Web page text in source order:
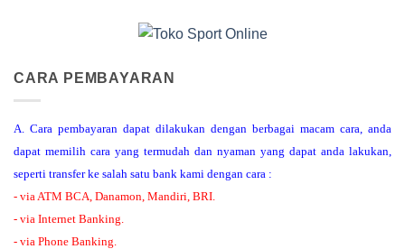
CARA PEMBAYARAN
A. Cara pembayaran dapat dilakukan dengan berbagai macam cara, anda
dapat memilih cara yang termudah dan nyaman yang dapat anda lakukan,
seperti transfer ke salah satu bank kami dengan cara :
- via ATM BCA, Danamon, Mandiri, BRI.
- via Internet Banking.
- via Phone Banking.